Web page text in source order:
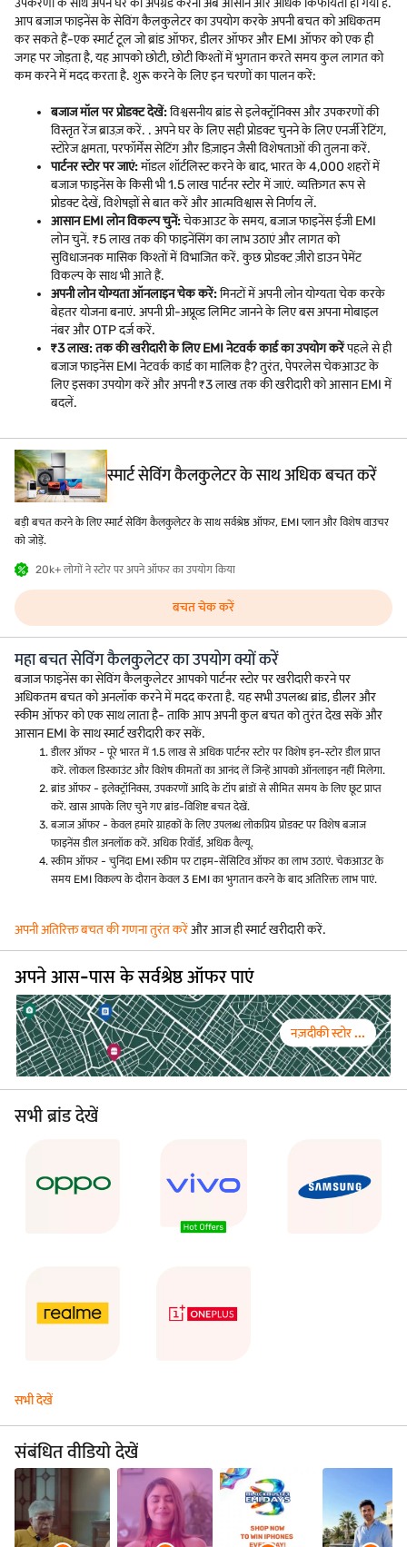
आप बजाज फाइनेंस के सेविंग कैलकुलेटर का उपयोग करके अपनी बचत को अधिकतम
कर सकते हैं-एक स्मार्ट टूल जो ब्रांड ऑफर, डीलर ऑफर और EMI ऑफर को एक ही
जगह पर जोड़ता है, यह आपको छोटी, छोटी किश्तों में भुगतान करते समय कुल लागत को
कम करने में मदद करता है. शुरू करने के लिए इन चरणों का पालन करें:
बजाज मॉल पर प्रोडक्ट देखें:विश्वसनीय ब्रांड से इलेक्ट्रॉनिक्स और उपकरणों की
विस्तृत रेंज ब्राउज़ करें. . अपने घर के लिए सही प्रोडक्ट चुनने के लिए एनर्जी रेटिंग,
स्टोरेज क्षमता, परफॉर्मेंस सेटिंग और डिज़ाइन जैसी विशेषताओं की तुलना करें.
पार्टनर स्टोर पर जाएं:मॉडल शॉर्टलिस्ट करने के बाद, भारत के 4,000 शहरों में
बजाज फाइनेंस के किसी भी 1.5 लाख पार्टनर स्टोर में जाएं. व्यक्तिगत रूप से
प्रोडक्ट देखें, विशेषज्ञों से बात करें और आत्मविश्वास से निर्णय लें.
आसान EMI लोन विकल्प चुनें:चेकआउट के समय, बजाज फाइनेंस ईजी EMI
लोन चुनें. ₹5 लाख तक की फाइनेंसिंग का लाभ उठाएं और लागत को
सुविधाजनक मासिक किश्तों में विभाजित करें. कुछ प्रोडक्ट ज़ीरो डाउन पेमेंट
विकल्प के साथ भी आते हैं.
अपनी लोन योग्यता ऑनलाइन चेक करें:मिनटों में अपनी लोन योग्यता चेक करके
बेहतर योजना बनाएं. अपनी प्री-अप्रूव्ड लिमिट जानने के लिए बस अपना मोबाइल
नंबर और OTP दर्ज करें.
₹3 लाख: तक की खरीदारी के लिए EMI नेटवर्क कार्ड का उपयोग करेंपहले से ही
बजाज फाइनेंस EMI नेटवर्क कार्ड का मालिक है? तुरंत, पेपरलेस चेकआउट के
लिए इसका उपयोग करें और अपनी ₹3 लाख तक की खरीदारी को आसान EMI में
बदलें.
स्मार्ट सेविंग कैलकुलेटर के साथ अधिक बचत करें
बड़ी बचत करने के लिए स्मार्ट सेविंग कैलकुलेटर के साथ सर्वश्रेष्ठ ऑफर, EMI प्लान और विशेष वाउचर
को जोड़ें.
20k+ लोगों ने स्टोर पर अपने ऑफर का उपयोग किया
बचत चेक करें
महा बचत सेविंग कैलकुलेटर का उपयोग क्यों करें
बजाज फाइनेंस का सेविंग कैलकुलेटर आपको पार्टनर स्टोर पर खरीदारी करने पर
अधिकतम बचत को अनलॉक करने में मदद करता है. यह सभी उपलब्ध ब्रांड, डीलर और
स्कीम ऑफर को एक साथ लाता है- ताकि आप अपनी कुल बचत को तुरंत देख सकें और
आसान EMI के साथ स्मार्ट खरीदारी कर सकें.
डीलर ऑफर - पूरे भारत में 1.5 लाख से अधिक पार्टनर स्टोर पर विशेष इन-स्टोर डील प्राप्त
करें. लोकल डिस्काउंट और विशेष कीमतों का आनंद लें जिन्हें आपको ऑनलाइन नहीं मिलेगा.
ब्रांड ऑफर - इलेक्ट्रॉनिक्स, उपकरणों आदि के टॉप ब्रांडों से सीमित समय के लिए छूट प्राप्त
करें. खास आपके लिए चुने गए ब्रांड-विशिष्ट बचत देखें.
बजाज ऑफर - केवल हमारे ग्राहकों के लिए उपलब्ध लोकप्रिय प्रोडक्ट पर विशेष बजाज
फाइनेंस डील अनलॉक करें. अधिक रिवॉर्ड, अधिक वैल्यू.
स्कीम ऑफर - चुनिंदा EMI स्कीम पर टाइम-सेंसिटिव ऑफर का लाभ उठाएं. चेकआउट के
समय EMI विकल्प के दौरान केवल 3 EMI का भुगतान करने के बाद अतिरिक्त लाभ पाएं.
अपनी अतिरिक्त बचत की गणना तुरंत करेंऔर आज ही स्मार्ट खरीदारी करें.
अपने आस-पास के सर्वश्रेष्ठ ऑफर पाएं
नज़दीकी स्टोर ...
सभी ब्रांड देखें
सभी देखें
संबंधित वीडियो देखें